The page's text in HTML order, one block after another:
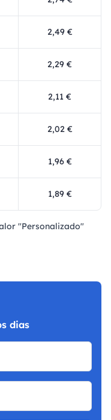
2,49 €
2,29 €
2,11 €
2,02 €
1,96 €
1,89 €
"Personalizado"
dias